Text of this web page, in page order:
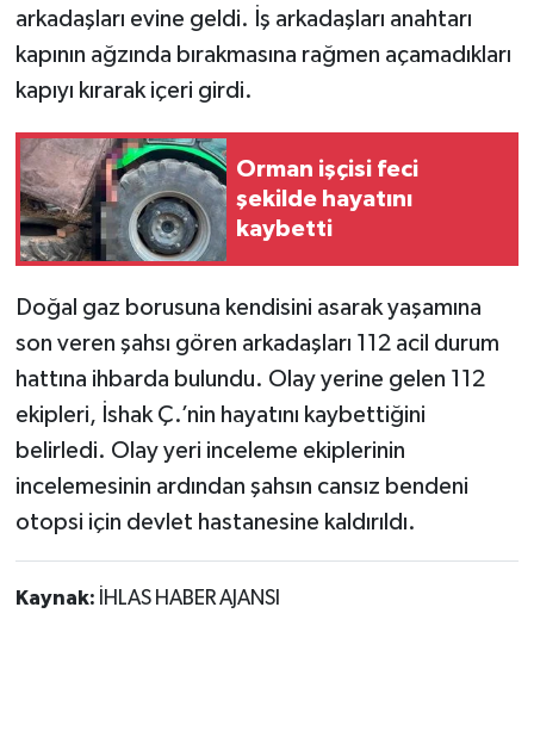
arkadaşları evine geldi. İş arkadaşları anahtarı
kapının ağzında bırakmasına rağmen açamadıkları
kapıyı kırarak içeri girdi.
Orman işçisi feci
şekilde hayatını
kaybetti
Doğal gaz borusuna kendisini asarak yaşamına
son veren şahsı gören arkadaşları 112 acil durum
hattına ihbarda bulundu. Olay yerine gelen 112
ekipleri, İshak Ç.’nin hayatını kaybettiğini
belirledi. Olay yeri inceleme ekiplerinin
incelemesinin ardından şahsın cansız bendeni
otopsi için devlet hastanesine kaldırıldı.
Kaynak: İHLAS HABER AJANSI